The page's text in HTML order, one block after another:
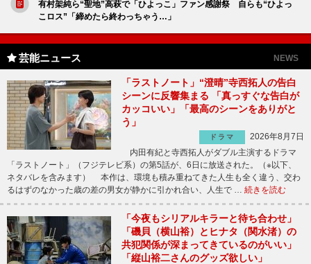
有村架純ら“聖地”高萩で「ひよっこ」ファン感謝祭 自らも“ひよっ
こロス”「締めたら終わっちゃう…」
芸能ニュース NEWS
「ラストノート」“澄晴”寺西拓人の告白
シーンに反響集まる 「真っすぐな告白が
カッコいい」「最高のシーンをありがと
う」
ドラマ
2026年8月7日
内田有紀と寺西拓人がダブル主演するドラマ
「ラストノート」（フジテレビ系）の第5話が、6日に放送された。（※以下、
ネタバレを含みます） 本作は、環境も積み重ねてきた人生も全く違う、交わ
るはずのなかった歳の差の男女が静かに引かれ合い、人生で … 続きを読む
「今夜もシリアルキラーと待ち合わせ」
「磯貝（横山裕）とヒナタ（関水渚）の
共犯関係が深まってきているのがいい」
「縦山裕二さんのグッズ欲しい」